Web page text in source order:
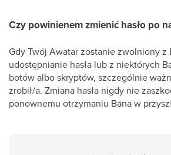
Czy powinienem zmienić hasło po
Gdy Twój Awatar zostanie zwolniony z
udostępnianie hasła lub z niektórych
botów albo skryptów, szczególnie
zrobił/a. Zmiana hasła nigdy nie
ponownemu otrzymaniu Bana w